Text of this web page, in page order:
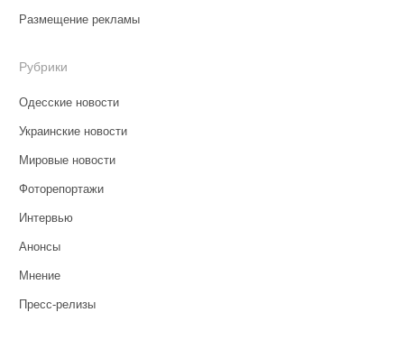
Размещение рекламы
Рубрики
Одесские новости
Украинские новости
Мировые новости
Фоторепортажи
Интервью
Анонсы
Мнение
Пресс-релизы